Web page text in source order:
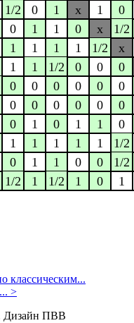
1/2 0 1 x 1 0
0 1 1 0 x 1/2
1 1 1 1 1/2 x
1 1 1/2 0 0 0
0 0 0 0 0 0
0 0 0 0 0 0
0 1 0 1 1 0
1 1 1 1 1 1/2
0 1 1 0 0 1/2
1/2 1 1/2 1 0 1
классическим...
>
Дизайн ПВВ